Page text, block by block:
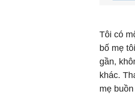
Tôi có
bố mẹ
gần,
khác.
mẹ